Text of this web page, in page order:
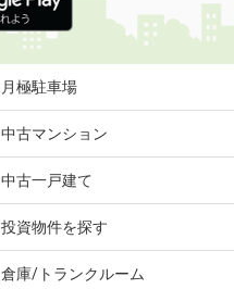
月極駐車場
中古マンション
中古一戸建て
投資物件を探す
倉庫/トランクルーム